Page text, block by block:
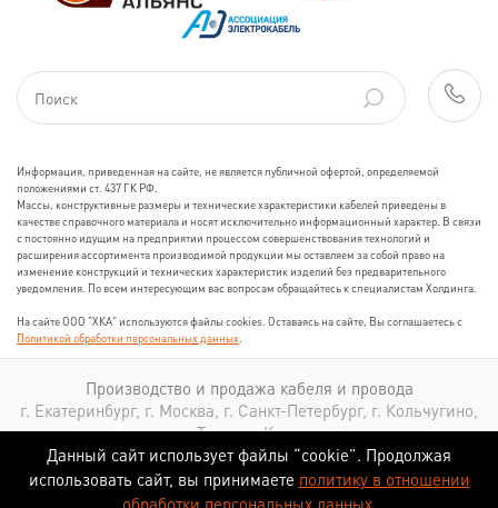
Информация, приведенная на сайте, не является публичной офертой, определяемой
положениями ст. 437 ГК РФ.
Массы, конструктивные размеры и технические характеристики кабелей приведены в
качестве справочного материала и носят исключительно информационный характер. В связи
с постоянно идущим на предприятии процессом совершенствования технологий и
расширения ассортимента производимой продукции мы оставляем за собой право на
изменение конструкций и технических характеристик изделий без предварительного
уведомления. По всем интересующим вас вопросам обращайтесь к специалистам Холдинга.
На сайте ООО "ХКА" используются файлы cookies. Оставаясь на сайте, Вы соглашаетесь с
Политикой обработки персональных данных
Производство и продажа кабеля и провода
г. Екатеринбург, г. Москва, г. Санкт-Петербург, г. Кольчугино,
г. Томск, г. Казань
Данный сайт использует файлы “cookie”. Продолжая
использовать сайт, вы принимаете политику в отношении
обработки персональных данных.